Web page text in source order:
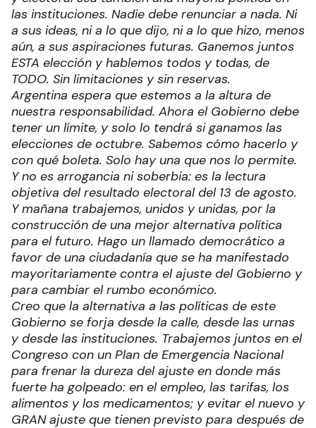
las instituciones. Nadie debe renunciar a nada. Ni
a sus ideas, ni a lo que dijo, ni a lo que hizo, menos
aún, a sus aspiraciones futuras. Ganemos juntos
ESTA elección y hablemos todos y todas, de
TODO. Sin limitaciones y sin reservas.
Argentina espera que estemos a la altura de
nuestra responsabilidad. Ahora el Gobierno debe
tener un límite, y solo lo tendrá si ganamos las
elecciones de octubre. Sabemos cómo hacerlo y
con qué boleta. Solo hay una que nos lo permite.
Y no es arrogancia ni soberbia: es la lectura
objetiva del resultado electoral del 13 de agosto.
Y mañana trabajemos, unidos y unidas, por la
construcción de una mejor alternativa política
para el futuro. Hago un llamado democrático a
favor de una ciudadanía que se ha manifestado
mayoritariamente contra el ajuste del Gobierno y
para cambiar el rumbo económico.
Creo que la alternativa a las políticas de este
Gobierno se forja desde la calle, desde las urnas
y desde las instituciones. Trabajemos juntos en el
Congreso con un Plan de Emergencia Nacional
para frenar la dureza del ajuste en donde más
fuerte ha golpeado: en el empleo, las tarifas, los
alimentos y los medicamentos; y evitar el nuevo y
GRAN ajuste que tienen previsto para después de